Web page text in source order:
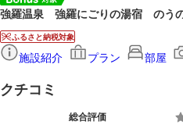
強羅温泉 強羅にごりの湯宿 のう
ふるさと納税対象
施設紹介 プラン 部屋
クチコミ
総合評価